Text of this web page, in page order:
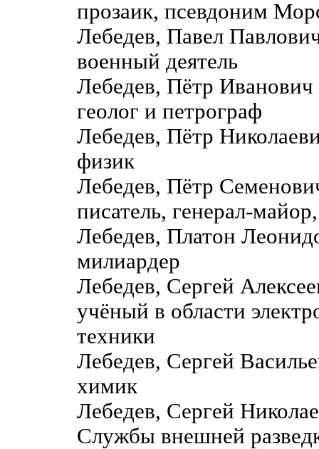
прозаик, псевдоним
Лебедев, Павел
военный деятель
Лебедев, Пётр
геолог и петрограф
Лебедев, Пётр
физик
Лебедев, Пётр
писатель, генерал-
Лебедев, Платон
милиардер
Лебедев, Сергей
учёный в области
техники
Лебедев, Сергей
химик
Лебедев, Сергей
Службы внешней